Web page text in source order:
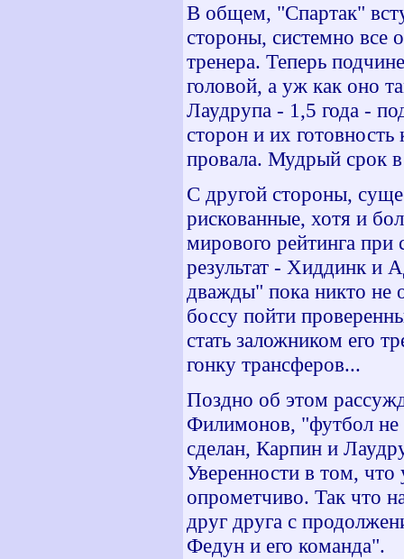
В общем, "Спартак"
стороны, системно все
тренера. Теперь
головой, а уж как оно
Лаудрупа - 1,5 года -
сторон и их
провала. Мудрый срок
С другой стороны,
рискованные, хотя и
мирового рейтинга при
результат - Хиддинк и
дважды" пока никто не
боссу пойти
стать заложником его
гонку трансферов...
Поздно об этом
Филимонов, "футбол не
сделан, Карпин и
Уверенности в том, что
опрометчиво. Так что
друг друга с
Федун и его команда".